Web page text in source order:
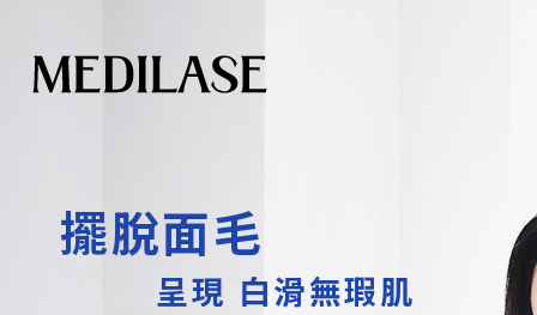
擺脫面毛
呈現 白滑無瑕肌